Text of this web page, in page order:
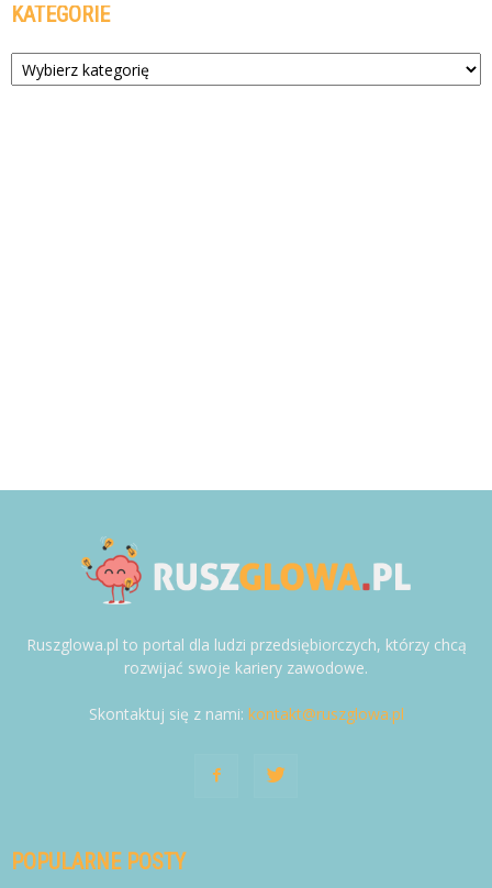
KATEGORIE
Kategorie
Ruszglowa.pl to portal dla ludzi przedsiębiorczych, którzy chcą
rozwijać swoje kariery zawodowe.
Skontaktuj się z nami: kontakt@ruszglowa.pl
POPULARNE POSTY